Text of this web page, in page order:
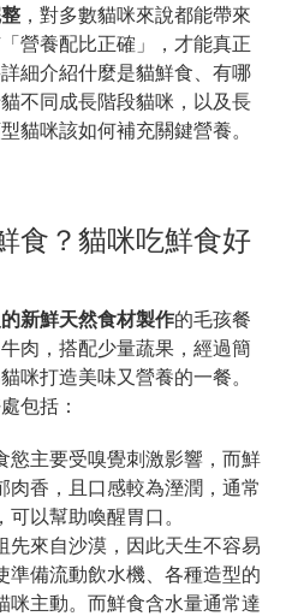
，對多數貓咪來說都能帶來
營養配比正確」，才能真正
細介紹什麼是貓鮮食、有哪
不同成長階段貓咪，以及長
貓咪該如何補充關鍵營養。
食？貓咪吃鮮食好
新鮮天然食材製作的毛孩餐
肉，搭配少量蔬果，經過簡
咪打造美味又營養的一餐。
包括：
慾主要受嗅覺刺激影響，而鮮
肉香，且口感較為溼潤，通常
以幫助喚醒胃口。
先來自沙漠，因此天生不容易
準備流動飲水機、各種造型的
咪主動。而鮮食含水量通常達